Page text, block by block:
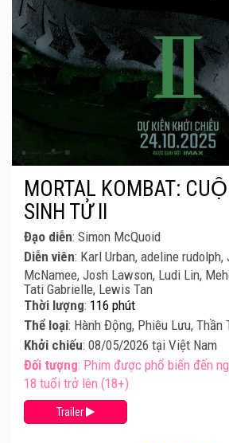
MORTAL KOMBAT:
SINH TỬ II
Đạo diễn: Simon McQuoid
Diễn viên: Karl Urban, adeline
McNamee, Josh Lawson, Ludi Lin,
Tati Gabrielle, Lewis Tan
Thời lượng: 116 phút
Thể loại: Hành Động, Phiêu Lưu, Thần
Khởi chiếu: 08/05/2026 tại Việt Nam
Đối tượng: Phim được phổ biến đến
18 tuổi trở lên (18+)
Trailer